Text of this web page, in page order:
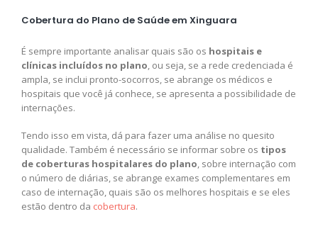
Cobertura do Plano de Saúde em Xinguara
É sempre importante analisar quais são os hospitais e
clínicas incluídos no plano, ou seja, se a rede credenciada é
ampla, se inclui pronto-socorros, se abrange os médicos e
hospitais que você já conhece, se apresenta a possibilidade de
internações.
Tendo isso em vista, dá para fazer uma análise no quesito
qualidade. Também é necessário se informar sobre os tipos
de coberturas hospitalares do plano, sobre internação com
o número de diárias, se abrange exames complementares em
caso de internação, quais são os melhores hospitais e se eles
estão dentro da cobertura.